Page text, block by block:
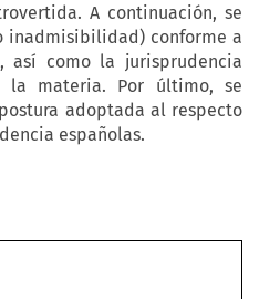
A continuación, se
conforme a
así como la jurisprudencia
la materia. Por último, se
adoptada al respecto
españolas.